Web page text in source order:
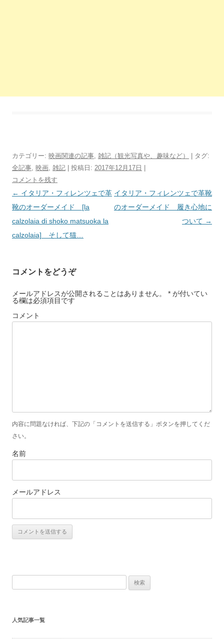
カテゴリー: 映画関連の記事 雑記（観光写真や、趣味など）
| タグ:
全記事 映画 雑記 | 投稿日: 2017年12月17日 |
コメントを残す
投
稿
ナ
ビ
シ
ョ
ン
← イタリア・フィレンツェで革
靴のオーダーメイド [la
calzolaia di shoko matsuoka la
calzolaia] そして猫…
イタリア・フィレンツェで革靴
のオーダーメイド 履き心地に
ついて →
コメントをどうぞ
メールアドレスが公開されることはありません。 * が付いてい
る欄は必須項目です
コメント
内容に問題なければ、下記の「コメントを送信する」ボタンを押してくだ
さい。
名前
メールアドレス
索
人気記事一覧